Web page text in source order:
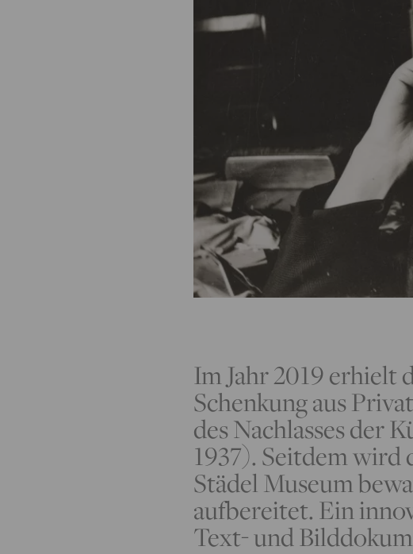
Im Jahr 2019 erhielt
Schenkung aus
des Nachlasses der
1937). Seitdem wird
Städel Museum
aufbereitet. Ein
Text- und